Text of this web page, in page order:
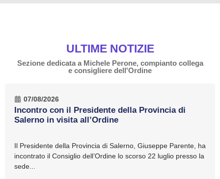
ULTIME NOTIZIE
Sezione dedicata a Michele Perone, compianto collega
e consigliere dell'Ordine
07/08/2026
Incontro con il Presidente della Provincia di
Salerno in visita all’Ordine
Il Presidente della Provincia di Salerno, Giuseppe Parente, ha
incontrato il Consiglio dell’Ordine lo scorso 22 luglio presso la
sede...